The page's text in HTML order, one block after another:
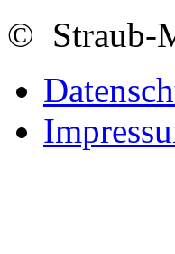
© Straub-